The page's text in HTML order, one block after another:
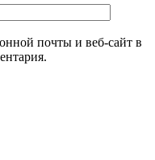
почты и веб-сайт в